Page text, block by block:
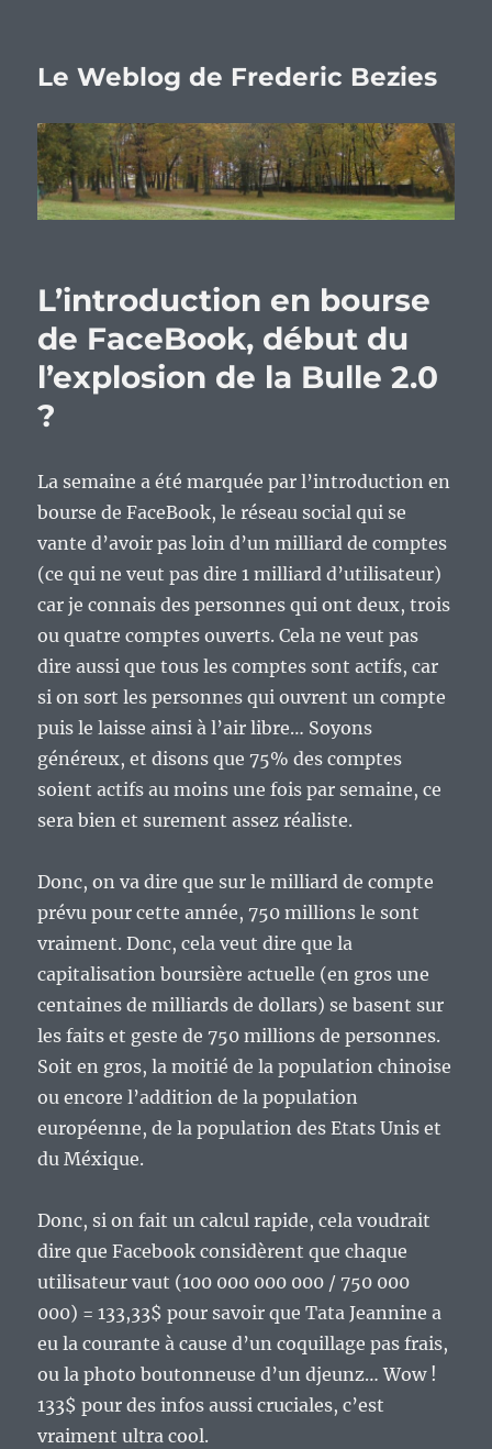
Le Weblog de Frederic Bezies
L’introduction en bourse
de FaceBook, début du
l’explosion de la Bulle 2.0
?
La semaine a été marquée par l’introduction en
bourse de FaceBook, le réseau social qui se
vante d’avoir pas loin d’un milliard de comptes
(ce qui ne veut pas dire 1 milliard d’utilisateur)
car je connais des personnes qui ont deux, trois
ou quatre comptes ouverts. Cela ne veut pas
dire aussi que tous les comptes sont actifs, car
si on sort les personnes qui ouvrent un compte
puis le laisse ainsi à l’air libre… Soyons
généreux, et disons que 75% des comptes
soient actifs au moins une fois par semaine, ce
sera bien et surement assez réaliste.
Donc, on va dire que sur le milliard de compte
prévu pour cette année, 750 millions le sont
vraiment. Donc, cela veut dire que la
capitalisation boursière actuelle (en gros une
centaines de milliards de dollars) se basent sur
les faits et geste de 750 millions de personnes.
Soit en gros, la moitié de la population chinoise
ou encore l’addition de la population
européenne, de la population des Etats Unis et
du Méxique.
Donc, si on fait un calcul rapide, cela voudrait
dire que Facebook considèrent que chaque
utilisateur vaut (100 000 000 000 / 750 000
000) = 133,33$ pour savoir que Tata Jeannine a
eu la courante à cause d’un coquillage pas frais,
ou la photo boutonneuse d’un djeunz… Wow !
133$ pour des infos aussi cruciales, c’est
vraiment ultra cool.